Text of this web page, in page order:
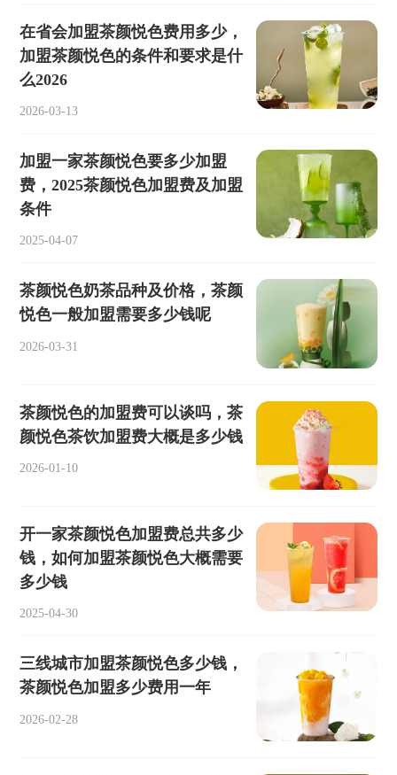
在省会加盟茶颜悦色费用多少，
加盟茶颜悦色的条件和要求是什
么2026
2026-03-13
加盟一家茶颜悦色要多少加盟
费，2025茶颜悦色加盟费及加盟
条件
2025-04-07
茶颜悦色奶茶品种及价格，茶颜
悦色一般加盟需要多少钱呢
2026-03-31
茶颜悦色的加盟费可以谈吗，茶
颜悦色茶饮加盟费大概是多少钱
2026-01-10
开一家茶颜悦色加盟费总共多少
钱，如何加盟茶颜悦色大概需要
多少钱
2025-04-30
三线城市加盟茶颜悦色多少钱，
茶颜悦色加盟多少费用一年
2026-02-28